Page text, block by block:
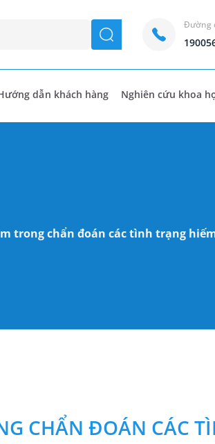
seach
Đường
dẫn khách hàng Nghiên cứu khoa
trong chẩn đoán các tình trạng
CHẨN ĐOÁN CÁC